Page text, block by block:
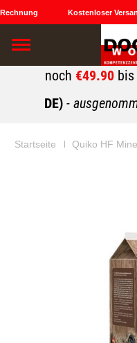
Kostenloser
noch €49.90 bis
DE) -
Startseite Quiko HF